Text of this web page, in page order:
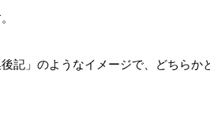
記」のようなイメージで、どちら